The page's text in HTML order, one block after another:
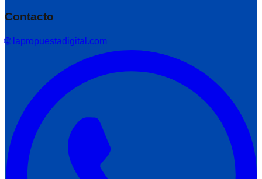
Contacto
🌐 lapropuestadigital.com